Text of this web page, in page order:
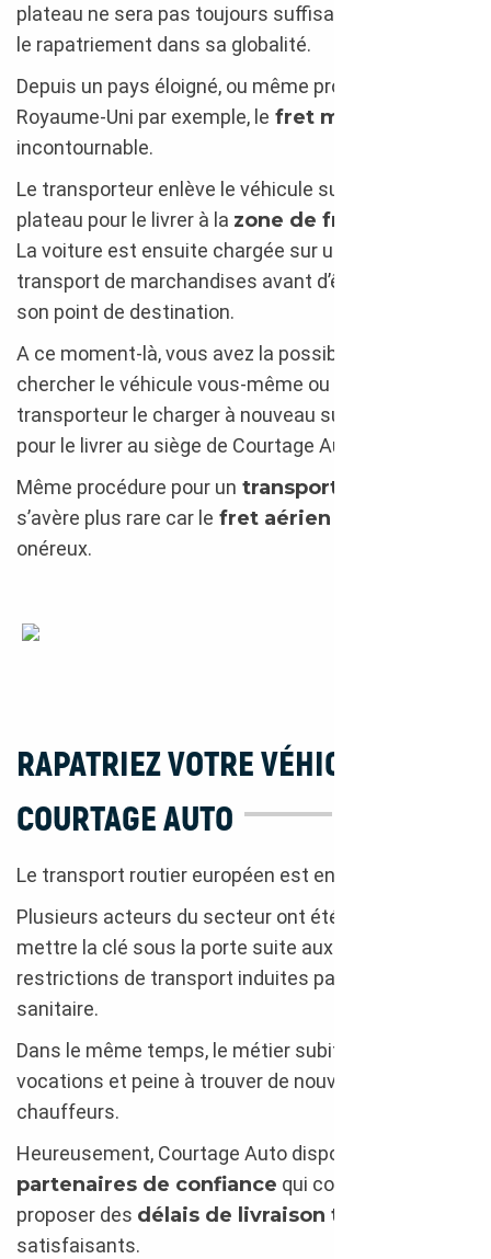
plateau ne sera pas toujours suffisant pour assurer
le rapatriement dans sa globalité.
Depuis un pays éloigné, ou même proche comme le
Royaume-Uni par exemple, le fret maritime
incontournable.
Le transporteur enlève le véhicule sur un camion
plateau pour le livrer à la zone de fret maritime
La voiture est ensuite chargée sur un bateau de
transport de marchandises avant d’être débarqué à
son point de destination.
A ce moment-là, vous avez la possibilité d’aller
chercher le véhicule vous-même ou de laisser le
transporteur le charger à nouveau sur le camion
pour le livrer au siège de Courtage Auto.
Même procédure pour un transport en avion
s’avère plus rare car le fret aérien
onéreux.
RAPATRIEZ VOTRE VÉHICULE AVEC
COURTAGE AUTO
Le transport routier européen est en pleine crise.
Plusieurs acteurs du secteur ont été poussés à
mettre la clé sous la porte suite aux différentes
restrictions de transport induites par la crise
sanitaire.
Dans le même temps, le métier subit une crise des
vocations et peine à trouver de nouveaux
chauffeurs.
Heureusement, Courtage Auto dispose de
partenaires de confiance qui continuent de
proposer des délais de livraison t
satisfaisants.